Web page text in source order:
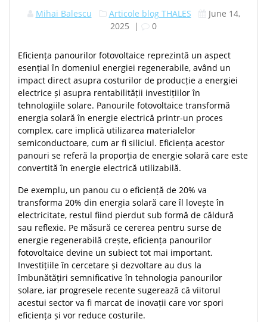
Mihai Balescu Articole blog THALES
June 14,
2025 | 0
Eficiența panourilor fotovoltaice reprezintă un aspect
esențial în domeniul energiei regenerabile, având un
impact direct asupra costurilor de producție a energiei
electrice și asupra rentabilității investițiilor în
tehnologiile solare. Panourile fotovoltaice transformă
energia solară în energie electrică printr-un proces
complex, care implică utilizarea materialelor
semiconductoare, cum ar fi siliciul. Eficiența acestor
panouri se referă la proporția de energie solară care este
convertită în energie electrică utilizabilă.
De exemplu, un panou cu o eficiență de 20% va
transforma 20% din energia solară care îl lovește în
electricitate, restul fiind pierdut sub formă de căldură
sau reflexie. Pe măsură ce cererea pentru surse de
energie regenerabilă crește, eficiența panourilor
fotovoltaice devine un subiect tot mai important.
Investițiile în cercetare și dezvoltare au dus la
îmbunătățiri semnificative în tehnologia panourilor
solare, iar progresele recente sugerează că viitorul
acestui sector va fi marcat de inovații care vor spori
eficiența și vor reduce costurile.